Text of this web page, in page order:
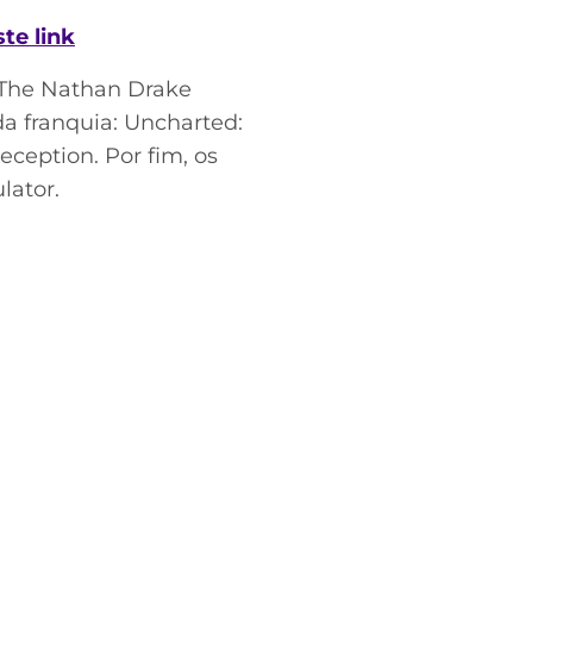
link
Nathan Drake
franquia: Uncharted:
Por fim, os